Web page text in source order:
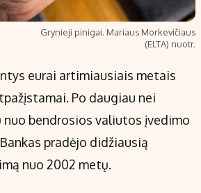
Grynieji pinigai. Mariaus Morkevičiaus
(ELTA) nuotr.
eurai artimiausiais metais
Po daugiau nei
bendrosios valiutos įvedimo
pradėjo didžiausią
nuo 2002 metų.